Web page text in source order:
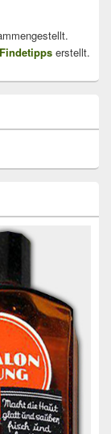
erstellt.